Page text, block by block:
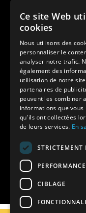
Des colonies de
Assurances
Aides financières
Charte de
Vacances
Modes de
Chèque,
Bons CAF,
Carte bancaire,
règlement,
Ce site Web
cookies
Nous utilisons des
personnaliser le
analyser notre trafic.
également des
utilisation de notre
partenaires de
peuvent les combiner
informations que
qu'ils ont collectées
de leurs services. En
STRICTEMENT
PERFORMANCE
CIBLAGE